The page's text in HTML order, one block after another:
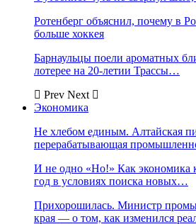
Ротенберг объяснил, почему в
больше хоккея
Барнаульцы поели ароматных
лотерее на 20-летии Трассы…
Prev Next
Экономика
Не хлебом единым. Алтайская
перерабатывающая
И не одно «Но!» Как экономика
год в условиях поиска новых…
Прихорошилась. Министр
края — о том, как изменился